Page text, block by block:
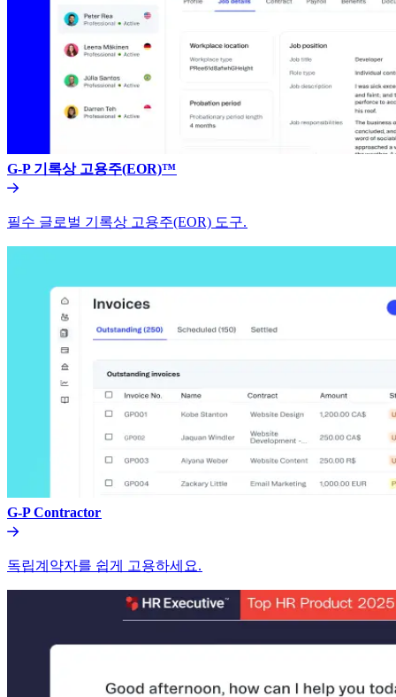
G-P 기록상 고용주(EOR)™​​
필수 글로벌 기록상 고용주(EOR) 도구.​​
G-P Contractor​​
독립계약자를 쉽게 고용하세요.​​